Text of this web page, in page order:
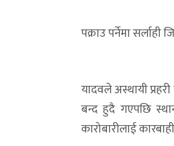
पक्राउ पर्नेमा
यादवले अस्थायी
बन्द हुदै गएपछि
कारोबारीलाई